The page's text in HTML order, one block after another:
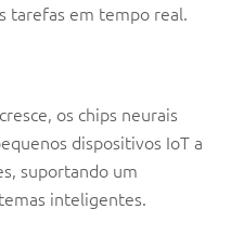
tarefas em tempo real.
os chips neurais
dispositivos IoT a
suportando um
inteligentes.